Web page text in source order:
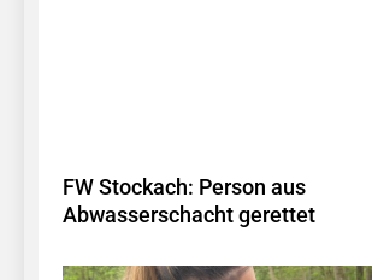
FW Stockach: Person aus
Abwasserschacht gerettet